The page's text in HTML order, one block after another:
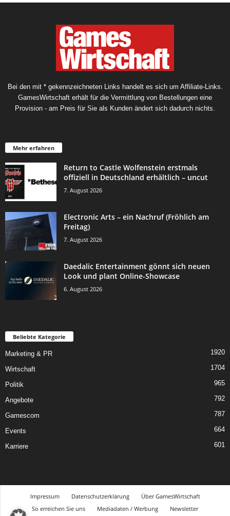
Bei den mit * gekennzeichneten Links handelt es sich um Affiliate-Links.
GamesWirtschaft erhält für die Vermittlung von Bestellungen eine
Provision - am Preis für Sie als Kunden ändert sich dadurch nichts.
Mehr erfahren
Return to Castle Wolfenstein erstmals
offiziell in Deutschland erhältlich – uncut
7. August 2026
Electronic Arts – ein Nachruf (Fröhlich am
Freitag)
7. August 2026
Daedalic Entertainment gönnt sich neuen
Look und plant Online-Showcase
6. August 2026
Beliebte Kategorie
Marketing & PR 1920
Wirtschaft 1704
Politik 965
Angebote 792
Gamescom 787
Events 664
Karriere 601
Impressum Datenschutzerklärung
Über GamesWirtschaft
So erreichen Sie uns
Mediadaten / Werbung Newsletter